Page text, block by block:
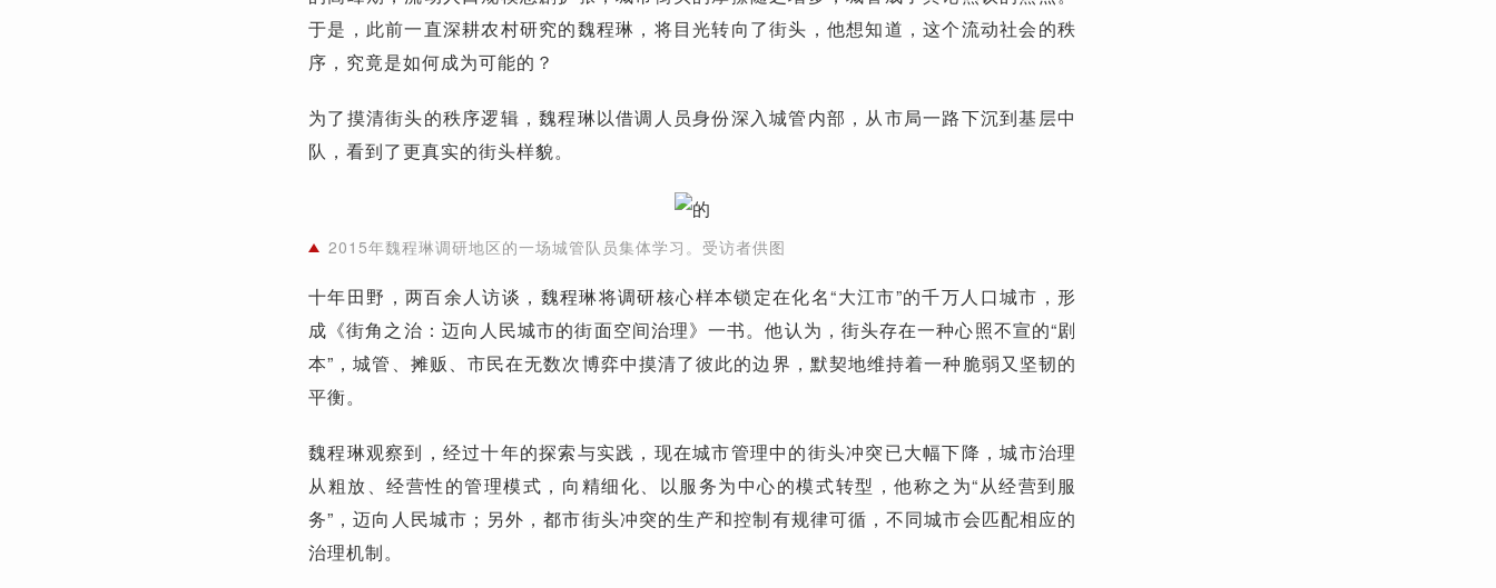
于是，此前一直深耕农村研究的魏程琳，将目光转向了街头，他想知道，这个流动社会的秩
序，究竟是如何成为可能的？
为了摸清街头的秩序逻辑，魏程琳以借调人员身份深入城管内部，从市局一路下沉到基层中
队，看到了更真实的街头样貌。
2015年魏程琳调研地区的一场城管队员集体学习。受访者供图
十年田野，两百余人访谈，魏程琳将调研核心样本锁定在化名“大江市”的千万人口城市，形
成《街角之治：迈向人民城市的街面空间治理》一书。他认为，街头存在一种心照不宣的“剧
本”，城管、摊贩、市民在无数次博弈中摸清了彼此的边界，默契地维持着一种脆弱又坚韧的
平衡。
魏程琳观察到，经过十年的探索与实践， 现在城市管理中的街头冲突已大幅下降，城市治理
从粗放、经营性的管理模式，向精细化、以服务为中心的模式转型，他称之为“从经营到服
务”，迈向人民城市；另外，都市街头冲突的生产和控制有规律可循，不同城市会匹配相应的
治理机制。